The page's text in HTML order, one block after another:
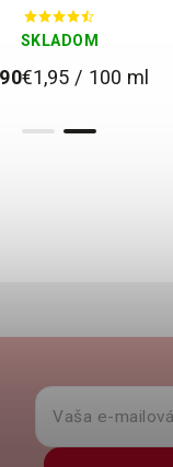
SKLADOM
€1,95 / 100 ml